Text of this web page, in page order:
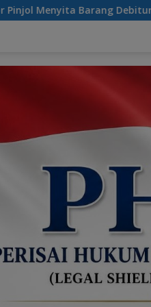
Apa Jeratan Hukumnya?